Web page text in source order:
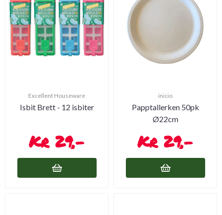
Excellent Houseware
Isbit Brett - 12 isbiter
29,-
inicio
Papptallerken 50pk
Ø22cm
29,-